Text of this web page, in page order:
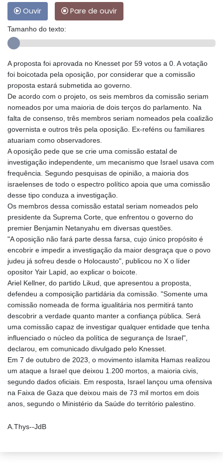
Ouvir Pare de ouvir
Tamanho do texto:
A proposta foi aprovada no Knesset por 59 votos a 0. A votação
foi boicotada pela oposição, por considerar que a comissão
proposta estará submetida ao governo.
De acordo com o projeto, os seis membros da comissão seriam
nomeados por uma maioria de dois terços do parlamento. Na
falta de consenso, três membros seriam nomeados pela coalizão
governista e outros três pela oposição. Ex-reféns ou familiares
atuariam como observadores.
A oposição pede que se crie uma comissão estatal de
investigação independente, um mecanismo que Israel usava com
frequência. Segundo pesquisas de opinião, a maioria dos
israelenses de todo o espectro político apoia que uma comissão
desse tipo conduza a investigação.
Os membros dessa comissão estatal seriam nomeados pelo
presidente da Suprema Corte, que enfrentou o governo do
premier Benjamin Netanyahu em diversas questões.
"A oposição não fará parte dessa farsa, cujo único propósito é
encobrir e impedir a investigação da maior desgraça que o povo
judeu já sofreu desde o Holocausto", publicou no X o líder
opositor Yair Lapid, ao explicar o boicote.
Ariel Kellner, do partido Likud, que apresentou a proposta,
defendeu a composição partidária da comissão. "Somente uma
comissão nomeada de forma igualitária nos permitirá tanto
descobrir a verdade quanto manter a confiança pública. Será
uma comissão capaz de investigar qualquer entidade que tenha
influenciado o núcleo da política de segurança de Israel",
declarou, em comunicado divulgado pelo Knesset.
Em 7 de outubro de 2023, o movimento islamita Hamas realizou
um ataque a Israel que deixou 1.200 mortos, a maioria civis,
segundo dados oficiais. Em resposta, Israel lançou uma ofensiva
na Faixa de Gaza que deixou mais de 73 mil mortos em dois
anos, segundo o Ministério da Saúde do território palestino.
A.Thys--JdB